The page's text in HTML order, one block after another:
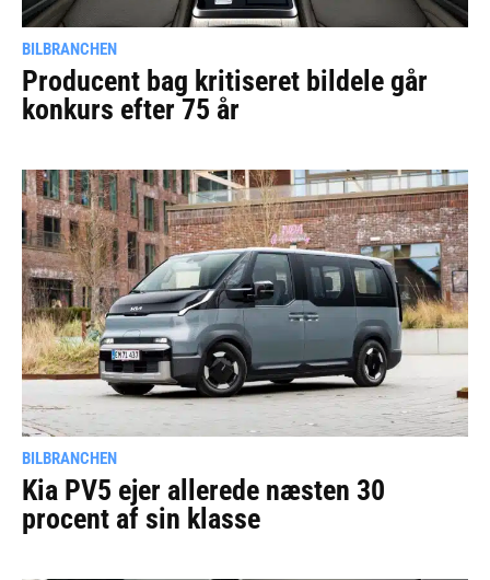
BILBRANCHEN
Producent bag kritiseret bildele går
konkurs efter 75 år
BILBRANCHEN
Kia PV5 ejer allerede næsten 30
procent af sin klasse